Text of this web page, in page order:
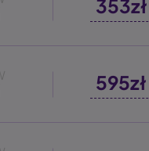
353zł
595zł